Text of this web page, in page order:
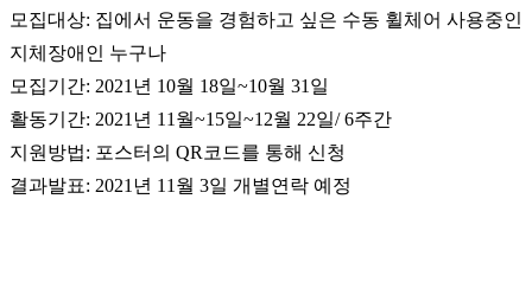
모집대상: 집에서 운동을 경험하고 싶은 수동 휠체어 사용중인
지체장애인 누구나
모집기간: 2021년 10월 18일~10월 31일
활동기간: 2021년 11월~15일~12월 22일/ 6주간
지원방법: 포스터의 QR코드를 통해 신청
결과발표: 2021년 11월 3일 개별연락 예정